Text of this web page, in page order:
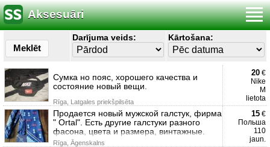
Aksesuāri
Meklēt
Darījuma veids: Kārtošana:
Сумка но пояс, хорошего качества и
состояние новый вещи.
Rīga, Latgales priekšpilsēta
20 €
Nike
M
lietota
Продается новый мужской галстук, фирма
" Ortal". Есть другие галстуки разного
фасона, цвета и размера, винтажные.
Rīga, Āgenskalns
15 €
Польша
110
jaun.